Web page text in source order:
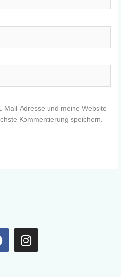
Mail-Adresse und meine Website
Kommentierung speichern.
I
n